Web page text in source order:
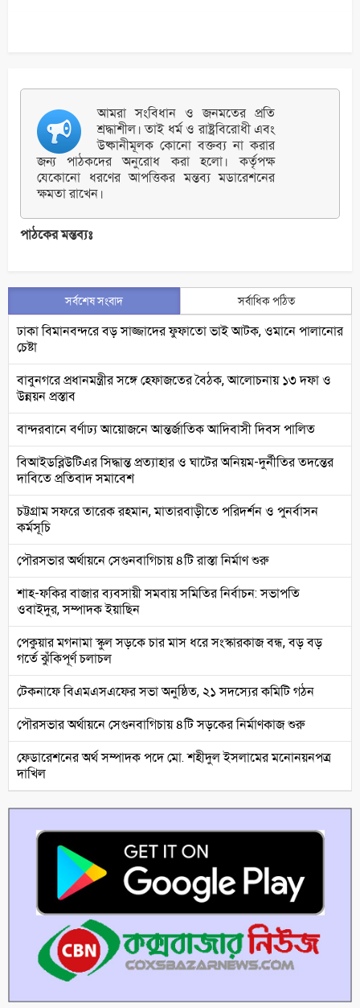
আমরা সংবিধান ও জনমতের প্রতি
শ্রদ্ধাশীল। তাই ধর্ম ও রাষ্ট্রবিরোধী এবং
উষ্কানীমূলক কোনো বক্তব্য না করার
জন্য পাঠকদের অনুরোধ করা হলো। কর্তৃপক্ষ
যেকোনো ধরণের আপত্তিকর মন্তব্য মডারেশনের
ক্ষমতা রাখেন।
পাঠকের মন্তব্যঃ
সর্বশেষ সংবাদ সর্বাধিক পঠিত
ঢাকা বিমানবন্দরে বড় সাজ্জাদের ফুফাতো ভাই আটক, ওমানে পালানোর
চেষ্টা
বাবুনগরে প্রধানমন্ত্রীর সঙ্গে হেফাজতের বৈঠক, আলোচনায় ১৩ দফা ও
উন্নয়ন প্রস্তাব
বান্দরবানে বর্ণাঢ্য আয়োজনে আন্তর্জাতিক আদিবাসী দিবস পালিত
বিআইডব্লিউটিএর সিদ্ধান্ত প্রত্যাহার ও ঘাটের অনিয়ম-দুর্নীতির তদন্তের
দাবিতে প্রতিবাদ সমাবেশ
চট্টগ্রাম সফরে তারেক রহমান, মাতারবাড়ীতে পরিদর্শন ও পুনর্বাসন
কর্মসূচি
পৌরসভার অর্থায়নে সেগুনবাগিচায় ৪টি রাস্তা নির্মাণ শুরু
শাহ-ফকির বাজার ব্যবসায়ী সমবায় সমিতির নির্বাচন: সভাপতি
ওবাইদুর, সম্পাদক ইয়াছিন
পেকুয়ার মগনামা স্কুল সড়কে চার মাস ধরে সংস্কারকাজ বন্ধ, বড় বড়
গর্তে ঝুঁকিপূর্ণ চলাচল
টেকনাফে বিএমএসএফের সভা অনুষ্ঠিত, ২১ সদস্যের কমিটি গঠন
পৌরসভার অর্থায়নে সেগুনবাগিচায় ৪টি সড়কের নির্মাণকাজ শুরু
ফেডারেশনের অর্থ সম্পাদক পদে মো. শহীদুল ইসলামের মনোনয়নপত্র
দাখিল